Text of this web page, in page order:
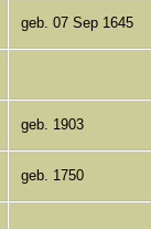
geb. 07 Sep 1645
geb. 1903
geb. 1750